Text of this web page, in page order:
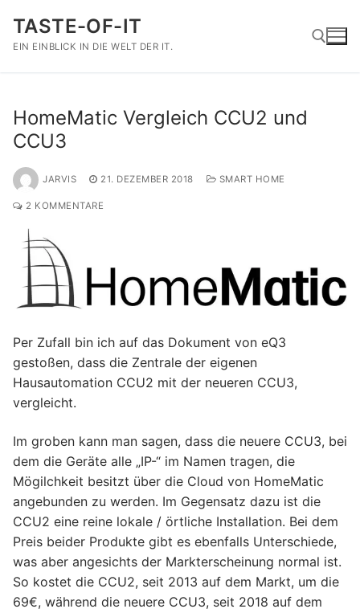
Inhalt
springen
TASTE-OF-IT
EIN EINBLICK IN DIE WELT DER IT.
HomeMatic Vergleich CCU2 und
CCU3
JARVIS 21. DEZEMBER 2018 SMART HOME
2 KOMMENTARE
Per Zufall bin ich auf das Dokument von eQ3
gestoßen, dass die Zentrale der eigenen
Hausautomation CCU2 mit der neueren CCU3,
vergleicht.
Im groben kann man sagen, dass die neuere CCU3, bei
dem die Geräte alle „IP-“ im Namen tragen, die
Mögilchkeit besitzt über die Cloud von HomeMatic
angebunden zu werden. Im Gegensatz dazu ist die
CCU2 eine reine lokale / örtliche Installation. Bei dem
Preis beider Produkte gibt es ebenfalls Unterschiede,
was aber angesichts der Markterscheinung normal ist.
So kostet die CCU2, seit 2013 auf dem Markt, um die
69€, während die neuere CCU3, seit 2018 auf dem